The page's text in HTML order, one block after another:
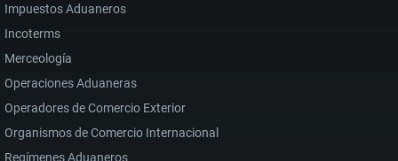
Impuestos Aduaneros
Incoterms
Merceología
Operaciones Aduaneras
Operadores de Comercio Exterior
Organismos de Comercio Internacional
Regímenes Aduaneros